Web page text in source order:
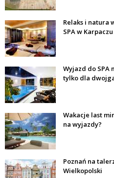
Relaks i natura
SPA w
Wyjazd do SPA
tylko dla
Wakacje last
na wyjazdy?
Poznań na
Wielkopolski